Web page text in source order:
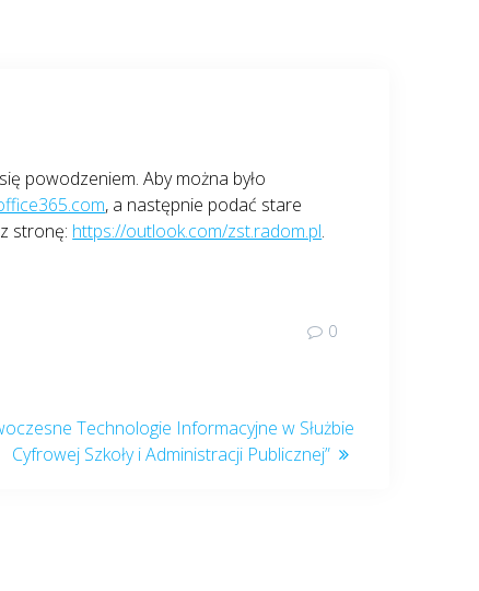
powodzeniem. Aby można było
, a następnie podać stare
stronę: https://outlook.com/zst.radom.pl.
0
Technologie Informacyjne w Służbie
Cyfrowej Szkoły i Administracji Publicznej”